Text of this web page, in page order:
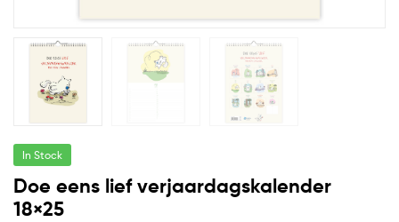
In Stock
Doe eens lief verjaardagskalender
18×25